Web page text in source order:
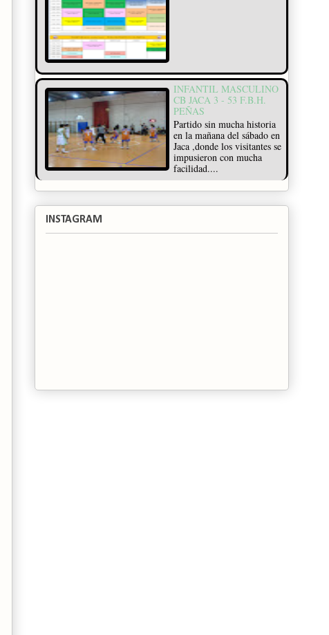
INFANTIL MASCULINO
CB JACA 3 - 53 F.B.H.
PEÑAS
Partido sin mucha historia
en la mañana del sábado en
Jaca ,donde los visitantes se
impusieron con mucha
facilidad....
INSTAGRAM